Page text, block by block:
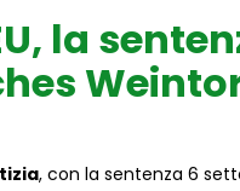
la
, con la sentenza 6